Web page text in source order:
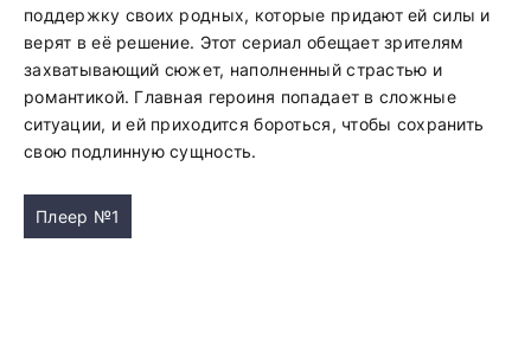
поддержку своих родных, которые придают ей силы и
верят в её решение. Этот сериал обещает зрителям
захватывающий сюжет, наполненный страстью и
романтикой. Главная героиня попадает в сложные
ситуации, и ей приходится бороться, чтобы сохранить
свою подлинную сущность.
Плеер №1